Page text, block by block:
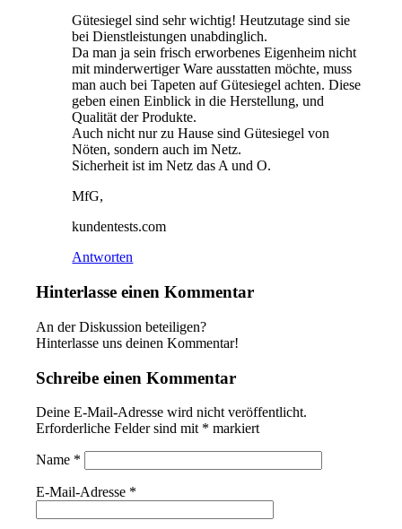
Gütesiegel sind sehr wichtig! Heutzutage sind sie
bei Dienstleistungen unabdinglich.
Da man ja sein frisch erworbenes Eigenheim nicht
mit minderwertiger Ware ausstatten möchte, muss
man auch bei Tapeten auf Gütesiegel achten. Diese
geben einen Einblick in die Herstellung, und
Qualität der Produkte.
Auch nicht nur zu Hause sind Gütesiegel von
Nöten, sondern auch im Netz.
Sicherheit ist im Netz das A und O.
MfG,
kundentests.com
Antworten
Hinterlasse einen Kommentar
An der Diskussion beteiligen?
Hinterlasse uns deinen Kommentar!
Schreibe einen Kommentar
Deine E-Mail-Adresse wird nicht veröffentlicht.
Erforderliche Felder sind mit * markiert
Name *
E-Mail-Adresse *